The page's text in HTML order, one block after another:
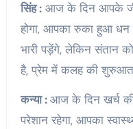
सिंह :आज के दिन आपके
होगा, आपका रुका हुआ
भारी पड़ेंगे, लेकिन संतान
है, प्रेम में कलह की
कन्या :आज के दिन खर्च
परेशान रहेगा, आपका